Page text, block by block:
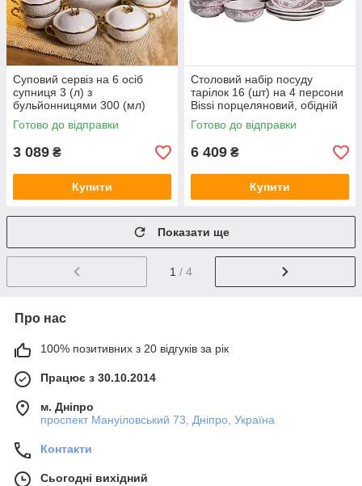
Суповий сервіз на 6 осіб
супниця 3 (л) з
бульйонницями 300 (мл)
тарілки для супу SPW-16
Готово до відправки
3 089 ₴
Купити
Столовий набір посуду
тарілок 16 (шт) на 4 персони
Bissi порцеляновий, обідній
столовий сервіз тарілок
Рожевий YY78-2A
Готово до відправки
6 409 ₴
Купити
Показати ще
1 / 4
Про нас
100% позитивних з 20 відгуків за рік
Працює з 30.10.2014
м. Дніпро
проспект Мануіловський 73, Дніпро, Україна
Контакти
Сьогодні вихідний